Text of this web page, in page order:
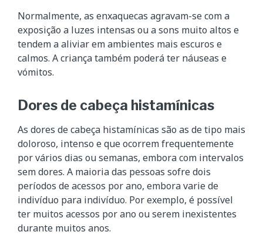
Normalmente, as enxaquecas agravam-se com a
exposição a luzes intensas ou a sons muito altos e
tendem a aliviar em ambientes mais escuros e
calmos. A criança também poderá ter náuseas e
vómitos.
Dores de cabeça histamínicas
As dores de cabeça histamínicas são as de tipo mais
doloroso, intenso e que ocorrem frequentemente
por vários dias ou semanas, embora com intervalos
sem dores. A maioria das pessoas sofre dois
períodos de acessos por ano, embora varie de
indivíduo para indivíduo. Por exemplo, é possível
ter muitos acessos por ano ou serem inexistentes
durante muitos anos.